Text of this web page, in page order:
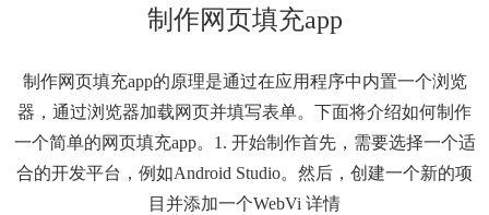
制作网页填充app
制作网页填充app的原理是通过在应用程序中内置一个浏览
器，通过浏览器加载网页并填写表单。下面将介绍如何制作
一个简单的网页填充app。1. 开始制作首先，需要选择一个适
合的开发平台，例如Android Studio。然后，创建一个新的项
目并添加一个WebVi 详情